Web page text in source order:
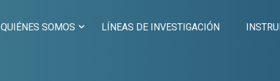
QUIÉNES SOMOS LÍNEAS DE INVESTIGACIÓN